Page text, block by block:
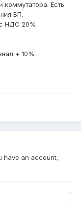
коммутатора. Есть
БП.
НДС 20%
+ 10%.
have an account,